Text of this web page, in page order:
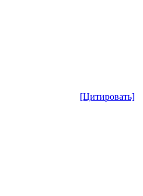
[Цитировать]